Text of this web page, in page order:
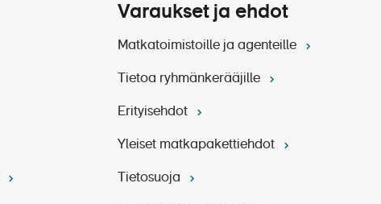
Varaukset ja ehdot
Matkatoimistoille ja agenteille
Tietoa ryhmänkerääjille
Erityisehdot
Yleiset matkapakettiehdot
Tietosuoja